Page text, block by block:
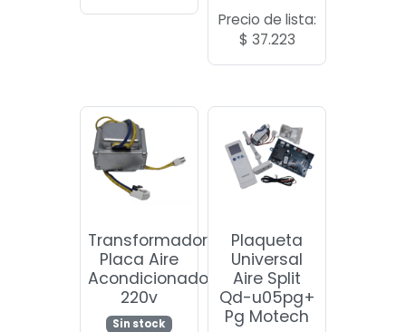
Precio de lista:
$ 37.223
Transformador
Placa Aire
Acondicionado
220v
Sin stock
Plaqueta
Universal
Aire Split
Qd-u05pg+
Pg Motech